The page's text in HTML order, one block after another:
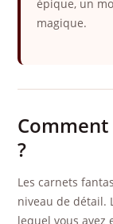
épique, un
magique.
?
Les carnets
niveau de détail.
lequel vous avez